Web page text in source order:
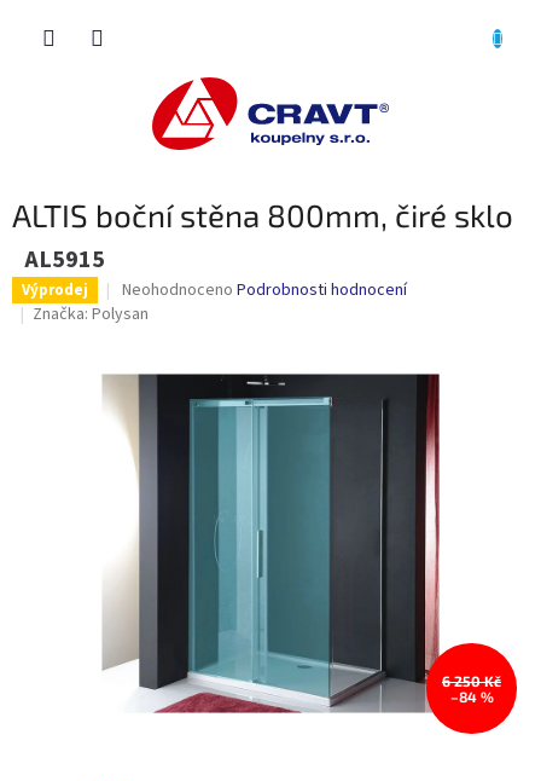
ALTIS boční stěna 800mm, čiré sklo
AL5915
Výprodej
Průměrné
hodnocení
0,0
5
hvězdiček.
Neohodnoceno Podrobnosti hodnocení
Značka: Polysan
6 250 Kč
–84 %